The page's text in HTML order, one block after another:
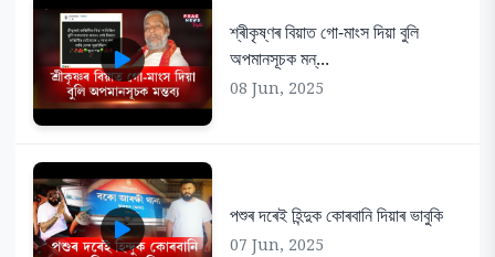
শ্ৰীকৃষ্ণৰ বিয়াত গো-মাংস দিয়া বুলি
অপমানসূচক মন্...
08 Jun, 2025
পশুৰ দৰেই হিন্দুক কোৰবানি দিয়াৰ ভাবুকি
07 Jun, 2025